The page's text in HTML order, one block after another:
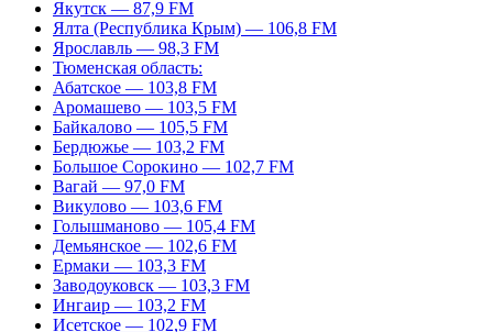
Якутск — 87,9 FM
Ялта (Республика Крым) — 106,8 FM
Ярославль — 98,3 FM
Тюменская область:
Абатское — 103,8 FM
Аромашево — 103,5 FM
Байкалово — 105,5 FM
Бердюжье — 103,2 FM
Большое Сорокино — 102,7 FM
Вагай — 97,0 FM
Викулово — 103,6 FM
Голышманово — 105,4 FM
Демьянское — 102,6 FM
Ермаки — 103,3 FM
Заводоуковск — 103,3 FM
Ингаир — 103,2 FM
Исетское — 102,9 FM